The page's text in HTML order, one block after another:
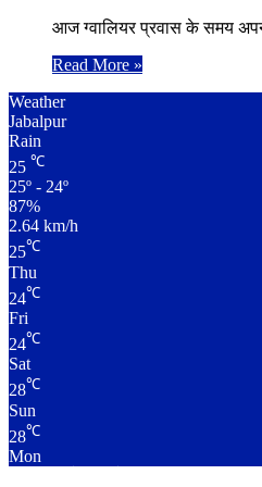
आज ग्वालियर प्रवास के समय
Read More »
Weather
Jabalpur
Rain
25 ℃
25º - 24º
87%
2.64 km/h
25℃
Thu
24℃
Fri
24℃
Sat
28℃
Sun
28℃
Mon